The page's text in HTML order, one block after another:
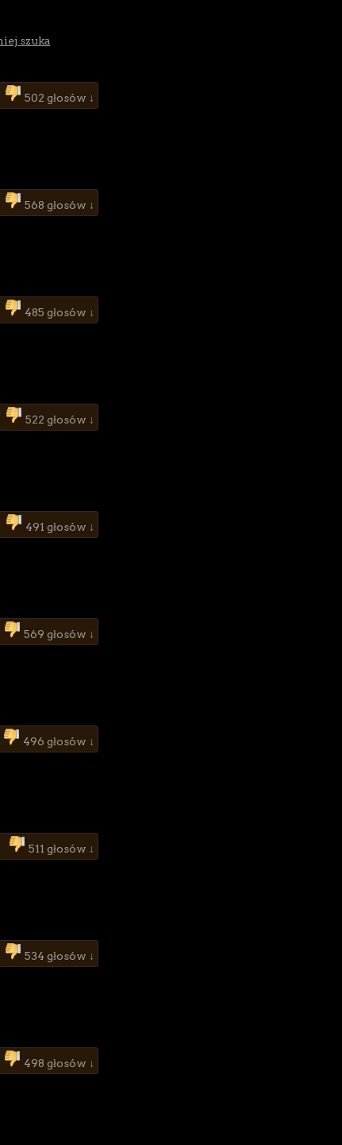
szuka
502 głosów ↓
568 głosów ↓
485 głosów ↓
522 głosów ↓
491 głosów ↓
569 głosów ↓
496 głosów ↓
511 głosów ↓
534 głosów ↓
498 głosów ↓